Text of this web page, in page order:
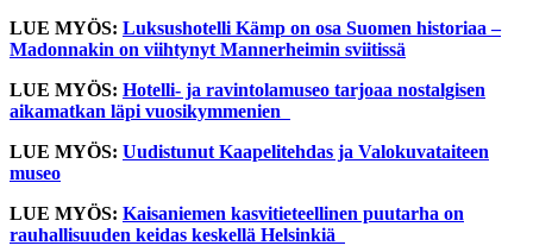
LUE MYÖS: Luksushotelli Kämp on osa Suomen historiaa –
Madonnakin on viihtynyt Mannerheimin sviitissä
LUE MYÖS: Hotelli- ja ravintolamuseo tarjoaa nostalgisen
aikamatkan läpi vuosikymmenien
LUE MYÖS: Uudistunut Kaapelitehdas ja Valokuvataiteen
museo
LUE MYÖS: Kaisaniemen kasvitieteellinen puutarha on
rauhallisuuden keidas keskellä Helsinkiä